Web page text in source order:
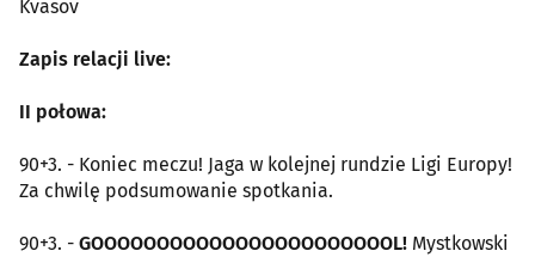
Kvasov
Zapis relacji live:
II połowa:
90+3. - Koniec meczu! Jaga w kolejnej rundzie Ligi Europy!
Za chwilę podsumowanie spotkania.
90+3. - GOOOOOOOOOOOOOOOOOOOOOOOL! Mystkowski